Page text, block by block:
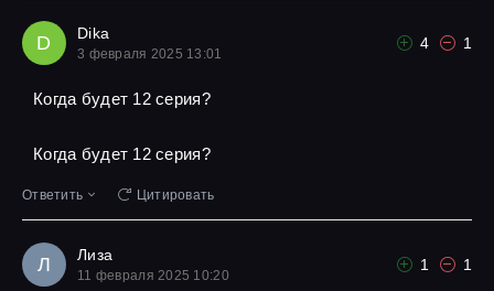
D Dika
3 февраля 2025 13:01
4 1
Когда будет 12 серия?
Когда будет 12 серия?
Ответить Цитировать
Л Лиза
11 февраля 2025 10:20
1 1